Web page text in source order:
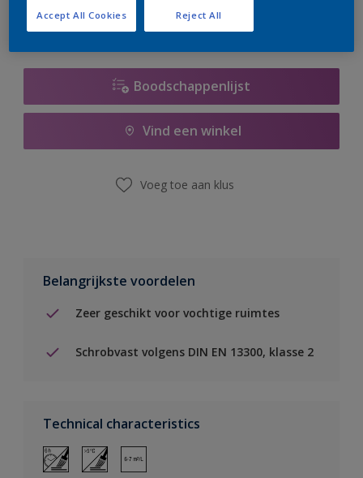
Boodschappenlijst
Vind een winkel
Voeg toe aan klus
Belangrijkste voordelen
Zeer geschikt voor vochtige ruimtes
Schrobvast volgens DIN EN 13300, klasse 2
Technical characteristics
Reject All
Accept All Cookies